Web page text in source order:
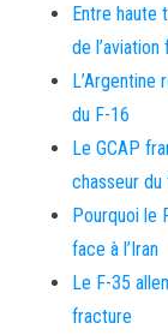
Entre haute
de l’aviation
du F-16
Le GCAP
chasseur du
Pourquoi le
face à l’Iran
Le F-35
fracture